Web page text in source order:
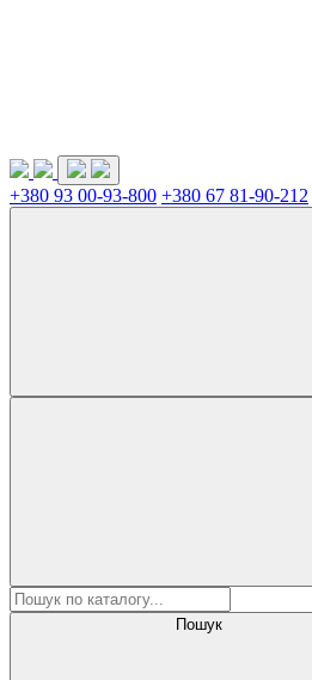
+380 93 00-93-800 +380 67 81-90-212
Пошук